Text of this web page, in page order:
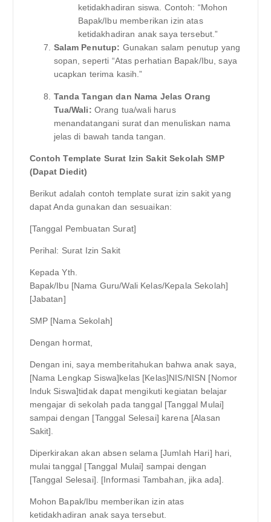
ketidakhadiran siswa. Contoh: “Mohon
Bapak/Ibu memberikan izin atas
ketidakhadiran anak saya tersebut.”
Salam Penutup: Gunakan salam penutup yang
sopan, seperti “Atas perhatian Bapak/Ibu, saya
ucapkan terima kasih.”
Tanda Tangan dan Nama Jelas Orang
Tua/Wali: Orang tua/wali harus
menandatangani surat dan menuliskan nama
jelas di bawah tanda tangan.
Contoh Template Surat Izin Sakit Sekolah SMP
(Dapat Diedit)
Berikut adalah contoh template surat izin sakit yang
dapat Anda gunakan dan sesuaikan:
[Tanggal Pembuatan Surat]
Perihal: Surat Izin Sakit
Kepada Yth.
Bapak/Ibu [Nama Guru/Wali Kelas/Kepala Sekolah]
[Jabatan]
SMP [Nama Sekolah]
Dengan hormat,
Dengan ini, saya memberitahukan bahwa anak saya,
[Nama Lengkap Siswa]kelas [Kelas]NIS/NISN [Nomor
Induk Siswa]tidak dapat mengikuti kegiatan belajar
mengajar di sekolah pada tanggal [Tanggal Mulai]
sampai dengan [Tanggal Selesai] karena [Alasan
Sakit].
Diperkirakan akan absen selama [Jumlah Hari] hari,
mulai tanggal [Tanggal Mulai] sampai dengan
[Tanggal Selesai]. [Informasi Tambahan, jika ada].
Mohon Bapak/Ibu memberikan izin atas
ketidakhadiran anak saya tersebut.